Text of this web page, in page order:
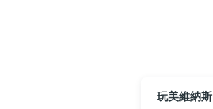
玩美維納斯